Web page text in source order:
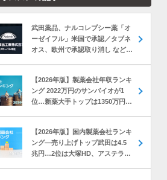
武田薬品、ナルコレプシー薬「オ
ーゼイフル」米国で承認／タブネ
オス、欧州で承認取り消し など｜
【2026年版】製薬会社年収ランキ
ング 2022万円のサンバイオが1
位…新薬大手トップは1350万円の
【2026年版】国内製薬会社ランキ
ング―売り上げトップ武田は4.5
兆円…2位は大塚HD、アステラス